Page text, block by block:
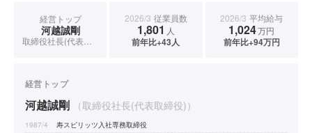
経営トップ
河越誠剛
2026/3 従業員数
1,801 人
前年比+43人
2026/3 平均給与
1,024万円
前年比+94万円
経営トップ
河越誠剛 （取締役社長(代表取締役)）
1987/4
寿スピリッツ入社専務取締役